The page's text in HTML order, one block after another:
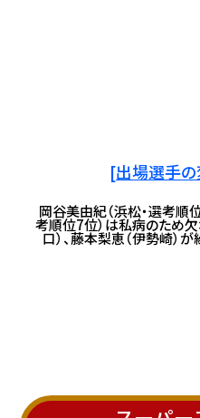
[出場選手
岡谷美由紀（浜松・選考順
考順位7位）は私病のため
口）、藤本梨恵（伊勢崎）